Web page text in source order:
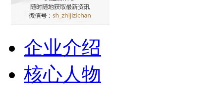
企业介绍
核心人物